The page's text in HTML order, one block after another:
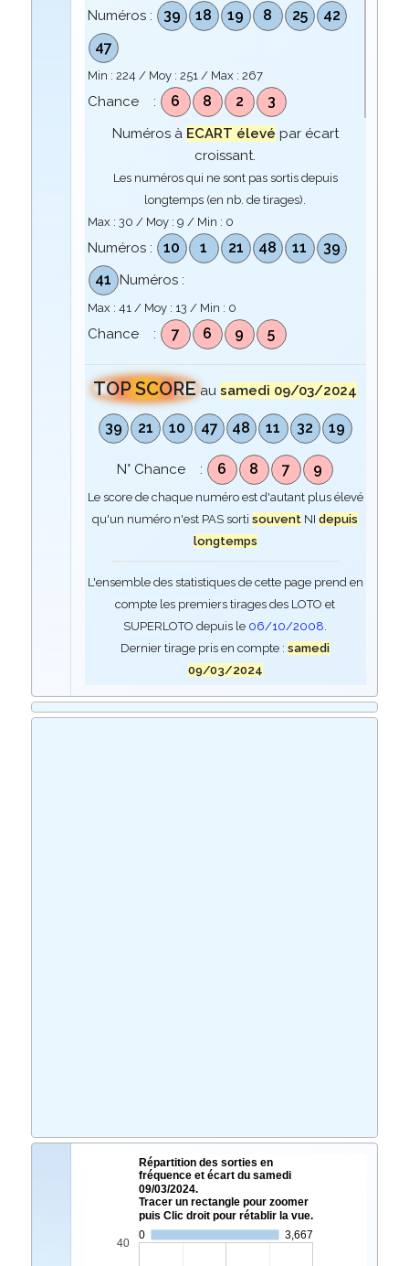
Numéros : 39 18 19 8 25
42
47
Min : 224 / Moy : 251/ Max : 267
Chance : 6 8 2 3
Numéros à ECART élevé par écart
croissant.
Les numéros qui ne sont pas sortis depuis
longtemps (en nb. de tirages).
Max : 30 / Moy : 9 / Min : 0
Numéros : 10 1 21 48 11
39
41 Numéros :
Max : 41/ Moy : 13 / Min : 0
Chance : 7 6 9 5
TOP SCORE ausamedi 09/03/2024
39 21 10 47 48 11 32 19
N° Chance : 6 8 7 9
Le score de chaque numéro est d'autant plus élevé
qu'un numéro n'est PAS sortisouvent NIdepuis
longtemps
L'ensemble des statistiques de cette page prend en
compte les premiers tirages des LOTO et
SUPERLOTO depuis le 06/10/2008.
Dernier tirage pris en compte :samedi
09/03/2024
Répartition des sorties en
fréquence et écart du samedi
09/03/2024.
Tracer un rectangle pour zoomer
puis Clic droit pour rétablir la vue.
0
3,667
40